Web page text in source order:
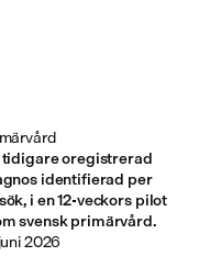
tidigare oregistrerad
identifierad per
i en 12-veckors pilot
svensk primärvård.
2026